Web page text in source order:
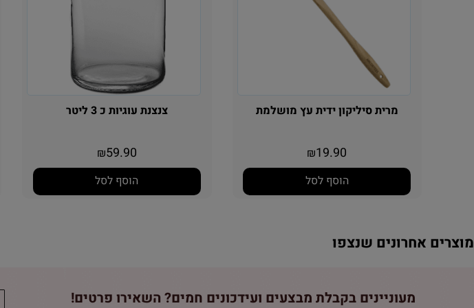
מרית סיליקון ידית עץ מושלמת
₪19.90
הוסף לסל
צנצנת עוגיות כ 3 ליטר
₪59.90
הוסף לסל
אחרונים שנצפו